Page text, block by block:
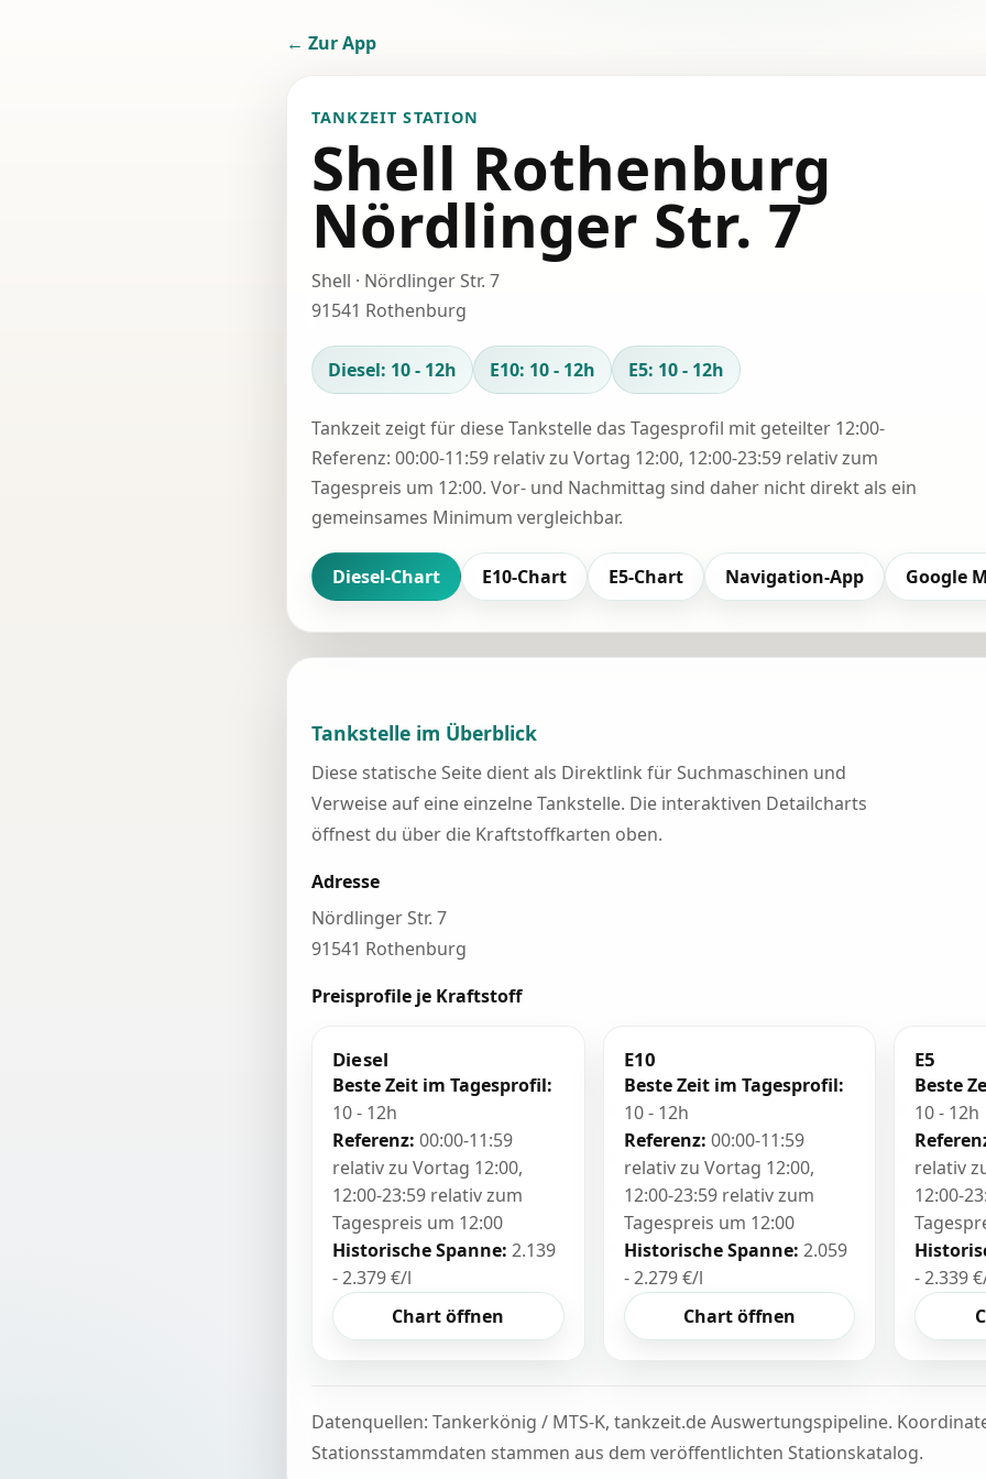
← Zur App
TANKZEIT STATION
Shell Rothenburg
Nördlinger Str. 7
Shell · Nördlinger Str. 7
91541 Rothenburg
Diesel: 10 - 12h E10: 10 - 12h E5: 10 - 12h
Tankzeit zeigt für diese Tankstelle das Tagesprofil mit geteilter 12:00-
Referenz: 00:00-11:59 relativ zu Vortag 12:00, 12:00-23:59 relativ zum
Tagespreis um 12:00. Vor- und Nachmittag sind daher nicht direkt als ein
gemeinsames Minimum vergleichbar.
Diesel-Chart E10-Chart E5-Chart Navigation-App Google
Tankstelle im Überblick
Diese statische Seite dient als Direktlink für Suchmaschinen und
Verweise auf eine einzelne Tankstelle. Die interaktiven Detailcharts
öffnest du über die Kraftstoffkarten oben.
Adresse
Nördlinger Str. 7
91541 Rothenburg
Preisprofile je Kraftstoff
Diesel
Beste Zeit im Tagesprofil:
10 - 12h
Referenz: 00:00-11:59
relativ zu Vortag 12:00,
12:00-23:59 relativ zum
Tagespreis um 12:00
Historische Spanne: 2.139
- 2.379 €/l
Chart öffnen
E10
Beste Zeit im Tagesprofil:
10 - 12h
Referenz: 00:00-11:59
relativ zu Vortag 12:00,
12:00-23:59 relativ zum
Tagespreis um 12:00
Historische Spanne: 2.059
- 2.279 €/l
Chart öffnen
E5
Beste
10 - 12h
relativ
12:00-
- 2.339
Datenquellen: Tankerkönig / MTS-K, tankzeit.de Auswertungspipeline.
Stationsstammdaten stammen aus dem veröffentlichten Stationskatalog.